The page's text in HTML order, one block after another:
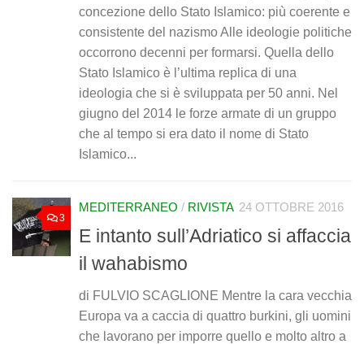
concezione dello Stato Islamico: più coerente e
consistente del nazismo Alle ideologie politiche
occorrono decenni per formarsi. Quella dello
Stato Islamico è l’ultima replica di una
ideologia che si è sviluppata per 50 anni. Nel
giugno del 2014 le forze armate di un gruppo
che al tempo si era dato il nome di Stato
Islamico...
3
MEDITERRANEO / RIVISTA 24 OTTOBRE 2016
E intanto sull’Adriatico si affaccia
il wahabismo
di FULVIO SCAGLIONE Mentre la cara vecchia
Europa va a caccia di quattro burkini, gli uomini
che lavorano per imporre quello e molto altro a